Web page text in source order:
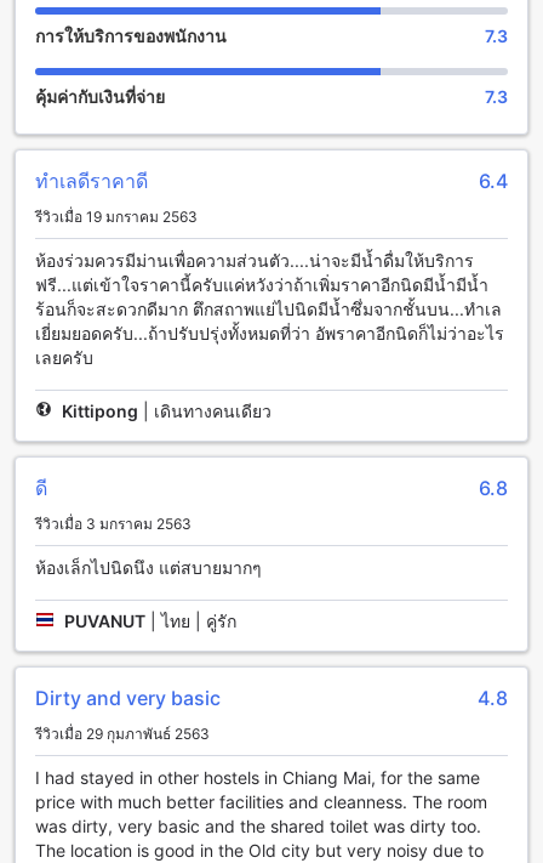
เพื่อให้คุณมีประสบการณ์การเข้าพักที่สะดวกสบายและทันสมัย
ที่สุด สำหรับผู้เข้าพักที่ต้องการซักผ้าและอบผ้า โรส เกสต์เฮาส์
สดชื่นตลอดการเข้าพักของคุณได้ นอกจากนี้ โรส เกสต์เฮาส์
เชียงใหม่ยังมีการให้บริการ Wi-Fi ในพื้นที่สาธารณะซึ่งจะช่วยให้
คุณเชื่อมต่อกับโลกออนไลน์ได้อย่างรวดเร็วและสะดวกสบาย
แวดล้อมที่สะอาดและเรียบร้อยตลอดเวลาที่อยู่ในโรส เกสต์เฮาส์
เชียงใหม่
สะดวกสบายด้วยสิ่งอำนวยความสะดวกในการเดินทางที่โรส เกส
ต์เฮาส์ เชียงใหม่
โรส เกสต์เฮาส์ เชียงใหม่ มีสิ่งอำนวยความสะดวกในการเดินทาง
ที่ทำให้คุณสามารถเข้าถึงสถานที่ต่างๆ ในเมืองเชียงใหม่ได้อย่าง
สำรองทริปทัวร์หรือตั๋วเข้าชมสถานที่ต่างๆ ได้โดยง่าย นอกจากนี้
ยังมีบริการจอดรถฟรีให้บริการแก่แขกที่มาพักที่นี่เพื่อความสะดวก
ในการเดินทางด้วยรถส่วนตัว ทำให้คุณสามารถเข้าไปสำรองที่
จอดรถได้อย่างสะดวกสบาย นอกจากนี้ยังมีบริการจองตั๋วเข้าชม
สถานที่ต่างๆ ซึ่งจะช่วยให้คุณสามารถเข้าชมสถานที่ท่องเที่ยว
ต่างๆ ได้อย่างสะดวกสบาย
สิ่งอำนวยความสะดวกในการรับประทานอาหารที่ โรส เกสต์เฮาส์
เชียงใหม่
ประทานอาหารที่หลากหลายให้เลือกสรร ที่นี่คุณสามารถ
เพลิดเพลินกับกาแฟและขนมหวานในร้านกาแฟที่สะดวกสบาย
อร่อยมาก มีเมนูหลากหลายให้เลือกตามความชอบของคุณ
นอกจากนี้ยังมีบริการทำความสะอาดห้องแบบรายวันเพื่อให้คุณมี
ความสะอาดและสะดวกสบายในการพักผ่อน
ห้องพักที่โรส เกสต์เฮาส์ เชียงใหม่
การให้บริการของพนักงาน 7.3
คุ้มค่ากับเงินที่จ่าย 7.3
ทำเลดีราคาดี 6.4
รีวิวเมื่อ 19 มกราคม 2563
ห้องร่วมควรมีม่านเพื่อความส่วนตัว....น่าจะมีน้ำดื่มให้บริการ
ฟรี...แต่เข้าใจราคานี้ครับแค่หวังว่าถ้าเพิ่มราคาอีกนิดมีน้ำมีน้ำ
ร้อนก็จะสะดวกดีมาก ตึกสถาพแย่ไปนิดมีน้ำซึ่มจากชั้นบน...ทำเล
เยี่ยมยอดครับ...ถ้าปรับปรุ่งทั้งหมดที่ว่า อัพราคาอีกนิดก็ไม่ว่าอะไร
เลยครับ
Kittipong เดินทางคนเดียว
ดี 6.8
รีวิวเมื่อ 3 มกราคม 2563
ห้องเล็กไปนิดนึง แต่สบายมากๆ
PUVANUT |ไทย | คู่รัก
Dirty and very basic 4.8
รีวิวเมื่อ 29 กุมภาพันธ์ 2563
I had stayed in other hostels in Chiang Mai, for the same
price with much better facilities and cleanness. The room
was dirty, very basic and the shared toilet was dirty too.
The location is good in the Old city but very noisy due to